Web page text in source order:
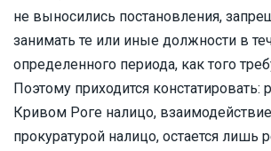
не выносились постановления,
занимать те или иные должности в
определенного периода, как того
Поэтому приходится констатировать:
Кривом Роге налицо,
прокуратурой налицо, остается лишь